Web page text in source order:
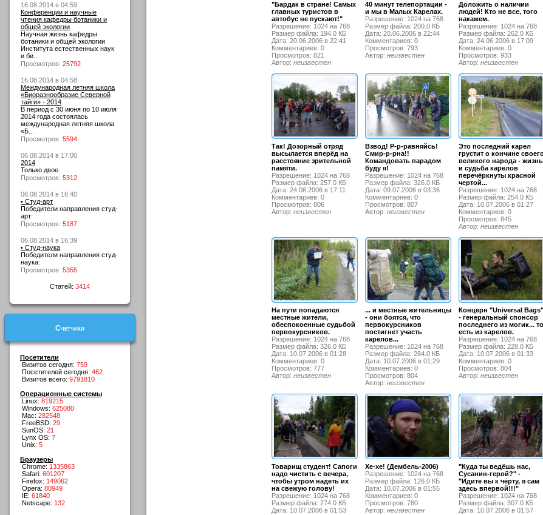
16.08.2014 в 04:59
Конференции и научные
чтения кафедры ботаники и
общей экологии
Научная жизнь кафедры
ботаники и общей экологии
Института естественных наук
и би...
Просмотров: 25792
16.08.2014 в 04:58
Международная летняя школа
«Биоразнообразие Северной
тайги» - 2014
В период с 30 июня по 10 июля
2014 года состоялась
международная летняя школа
«Б...
Просмотров: 5594
06.08.2014 в 17:00
2014
Только двое.
Просмотров: 5312
06.08.2014 в 16:40
• Студ-арт
Победители направления студ-
арт:
Просмотров: 5187
06.08.2014 в 16:39
• Студ-наука
Победители направления студ-
наука:
Просмотров: 5355
Статей: 3414
Счетчики
Посетители
Визитов сегодня: 759
Посетителей сегодня: 462
Визитов всего: 9791810
Операционные системы
Linux: 819215
Windows: 625080
Mac: 282548
FreeBSD: 29
SunOS: 21
Lynx OS: 7
Unix: 5
Браузеры
Chrome: 1335863
Safari: 601207
Firefox: 149062
Opera: 80949
IE: 61840
Netscape: 132
"Бардак в стране! Самых
главных туристов в
автобус не пускают!"
Разрешение: 1024 на 768
Размер файла: 194.0 КБ
Дата: 20.06.2006 в 22:41
Комментариев: 0
Просмотров: 821
Автор: неизвестен
40 минут телепортации -
и мы в Малых Карелах.
Разрешение: 1024 на 768
Размер файла: 200.0 КБ
Дата: 20.06.2006 в 22:44
Комментариев: 0
Просмотров: 793
Автор: неизвестен
Доложить о наличии
людей! Кто не все, того
накажем.
Разрешение: 1024 на 768
Размер файла: 262.0 КБ
Дата: 24.06.2006 в 17:09
Комментариев: 0
Просмотров: 933
Автор: неизвестен
Так! Дозорный отряд
высылается вперёд на
расстояние зрительной
памяти.
Разрешение: 1024 на 768
Размер файла: 257.0 КБ
Дата: 24.06.2006 в 17:11
Комментариев: 0
Просмотров: 806
Автор: неизвестен
Взвод! Р-р-равняйсь!
Смир-р-рна!!
Командовать парадом
буду я!
Разрешение: 1024 на 768
Размер файла: 326.0 КБ
Дата: 09.07.2006 в 03:36
Комментариев: 0
Просмотров: 807
Автор: неизвестен
Это последний карел
грустит о кончине
великого народа - жизнь
и судьба карелов
перечёркнуты красной
чертой...
Разрешение: 1024 на 768
Размер файла: 254.0 КБ
Дата: 10.07.2006 в 01:27
Комментариев: 0
Просмотров: 845
Автор: неизвестен
На пути попадаются
местные жители,
обеспокоенные судьбой
первокурсников.
Разрешение: 1024 на 768
Размер файла: 326.0 КБ
Дата: 10.07.2006 в 01:28
Комментариев: 0
Просмотров: 777
Автор: неизвестен
... и местные жительницы
- они боятся, что
первокурсников
постигнет участь
карелов...
Разрешение: 1024 на 768
Размер файла: 284.0 КБ
Дата: 10.07.2006 в 01:29
Комментариев: 0
Просмотров: 804
Автор: неизвестен
Концерн "Universal Bags"
- генеральный спонсор
последнего из могик... то
есть из карелов.
Разрешение: 1024 на 768
Размер файла: 228.0 КБ
Дата: 10.07.2006 в 01:33
Комментариев: 0
Просмотров: 804
Автор: неизвестен
Товарищ студент! Сапоги
надо чистить с вечера,
чтобы утром надеть их
на свежую голову!
Разрешение: 1024 на 768
Размер файла: 274.0 КБ
Дата: 10.07.2006 в 01:53
Хе-хе! (Дембель-2006)
Разрешение: 1024 на 768
Размер файла: 126.0 КБ
Дата: 10.07.2006 в 01:55
Комментариев: 0
Просмотров: 780
Автор: неизвестен
"Куда ты ведёшь нас,
Сусанин-герой?" -
"Идите вы к чёрту, я сам
здесь впервой!!!"
Разрешение: 1024 на 768
Размер файла: 307.0 КБ
Дата: 10.07.2006 в 01:57